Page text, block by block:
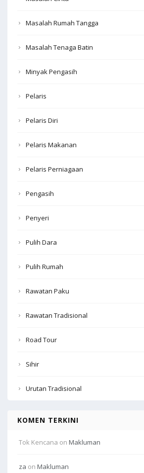
Masalah Rumah Tangga
Masalah Tenaga Batin
Minyak Pengasih
Pelaris
Pelaris Diri
Pelaris Makanan
Pelaris Perniagaan
Pengasih
Penyeri
Pulih Dara
Pulih Rumah
Rawatan Paku
Rawatan Tradisional
Road Tour
Sihir
Urutan Tradisional
KOMEN TERKINI
Tok Kencana on Makluman
za on Makluman